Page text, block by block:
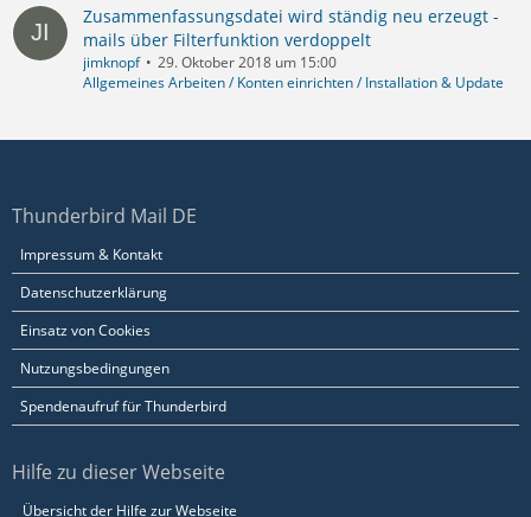
Zusammenfassungsdatei wird ständig neu erzeugt -
mails über Filterfunktion verdoppelt
jimknopf
29. Oktober 2018 um 15:00
Allgemeines Arbeiten / Konten einrichten / Installation & Update
Thunderbird Mail DE
Impressum & Kontakt
Datenschutzerklärung
Einsatz von Cookies
Nutzungsbedingungen
Spendenaufruf für Thunderbird
Hilfe zu dieser Webseite
Übersicht der Hilfe zur Webseite